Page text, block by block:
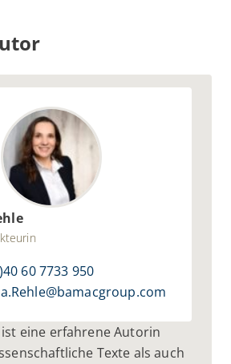
konkret auf.
60 7733 950
ist eine erfahrene Autorin
Texte als auch